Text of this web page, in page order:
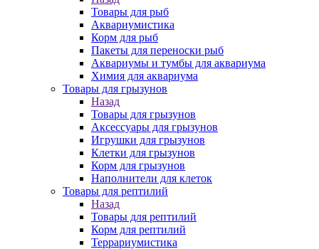
Товары для рыб
Аквариумистика
Корм для рыб
Пакеты для переноски рыб
Аквариумы и тумбы для аквариума
Химия для аквариума
Товары для грызунов
Назад
Товары для грызунов
Аксессуары для грызунов
Игрушки для грызунов
Клетки для грызунов
Корм для грызунов
Наполнители для клеток
Товары для рептилий
Назад
Товары для рептилий
Корм для рептилий
Террариумистика